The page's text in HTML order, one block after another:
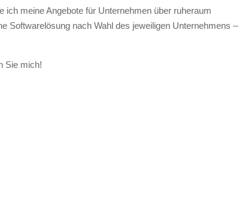
ich meine Angebote für Unternehmen über ruheraum
Softwarelösung nach Wahl des jeweiligen Unternehmens –
Sie mich!